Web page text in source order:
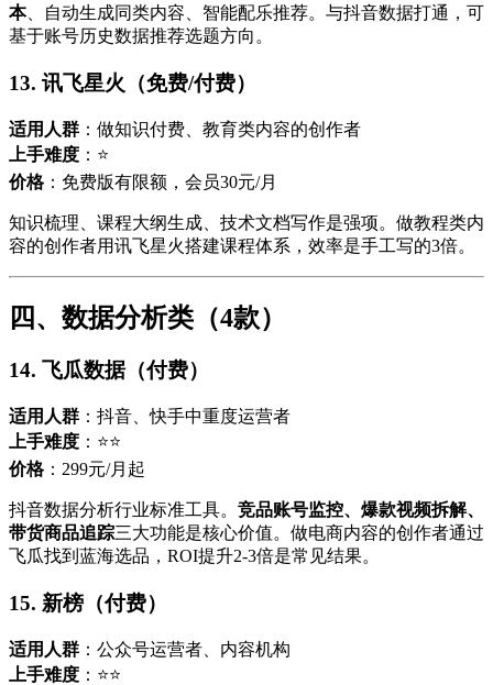
本、自动生成同类内容、智能配乐推荐。与抖音数据打通，可
基于账号历史数据推荐选题方向。
13. 讯飞星火（免费/付费）
适用人群 ：做知识付费、教育类内容的创作者
上手难度 ：⭐
价格：免费版有限额，会员30元/月
知识梳理、课程大纲生成、技术文档写作是强项。做教程类内
容的创作者用讯飞星火搭建课程体系，效率是手工写的3倍。
四、数据分析类（4款）
14. 飞瓜数据（付费）
适用人群 ：抖音、快手中重度运营者
上手难度 ：⭐⭐
价格：299元/月起
抖音数据分析行业标准工具。 竞品账号监控、爆款视频拆解、
带货商品追踪三大功能是核心价值。做电商内容的创作者通过
飞瓜找到蓝海选品，ROI提升2-3倍是常见结果。
15. 新榜（付费）
适用人群 ：公众号运营者、内容机构
上手难度 ：⭐⭐